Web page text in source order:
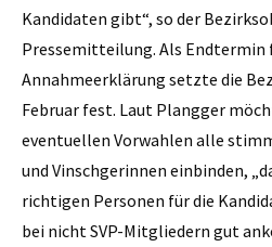
Kandidaten gibt“, so der
Pressemitteilung. Als Endtermin
Annahmeerklärung setzte die
Februar fest. Laut Plangger
eventuellen Vorwahlen alle
und Vinschgerinnen einbinden,
richtigen Personen für die
bei nicht SVP-Mitgliedern gut